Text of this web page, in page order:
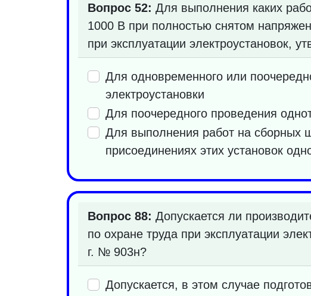
Вопрос 52: Для выполнения каких
1000 В при полностью снятом
при эксплуатации электроустановок,
Для одновременного или
электроустановки
Для поочередного проведения
Для выполнения работ на сборных
присоединениях этих установок
Вопрос 88: Допускается ли
по охране труда при эксплуатации
г. № 903н?
Допускается, в этом случае